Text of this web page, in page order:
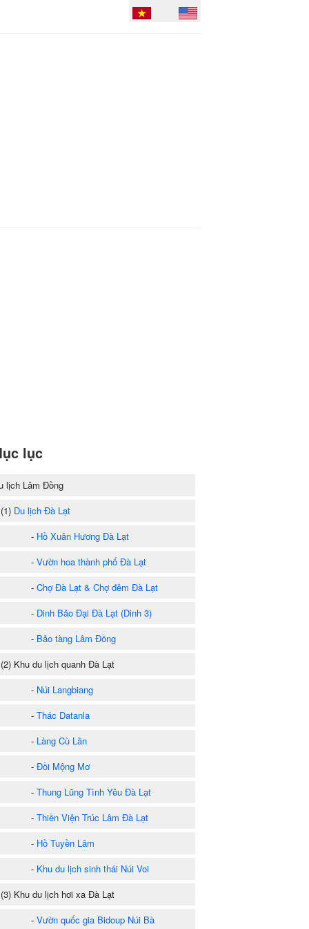
lục
lịch Lâm Đồng
Du lịch Đà Lạt
Hồ Xuân Hương Đà Lạt
Vườn hoa thành phố Đà Lạt
Chợ Đà Lạt & Chợ đêm Đà Lạt
Dinh Bảo Đại Đà Lạt (Dinh 3)
Bảo tàng Lâm Đồng
Khu du lịch quanh Đà Lạt
Núi Langbiang
Thác Datanla
Làng Cù Lần
Đồi Mộng Mơ
Thung Lũng Tình Yêu Đà Lạt
Thiền Viện Trúc Lâm Đà Lạt
Hồ Tuyền Lâm
Khu du lịch sinh thái Núi Voi
Khu du lịch hơi xa Đà Lạt
Vườn quốc gia Bidoup Núi Bà